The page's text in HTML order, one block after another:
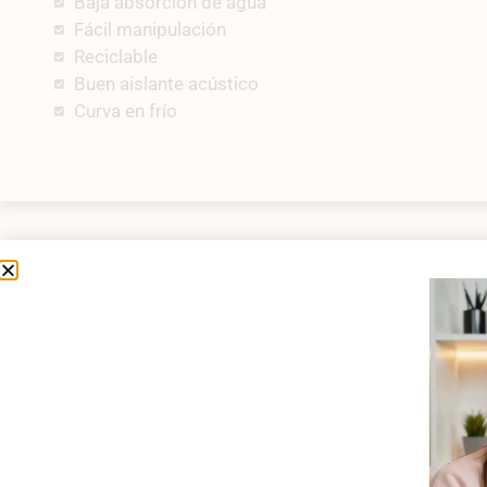
Fácil manipulación
Reciclable
Buen aislante acústico
Curva en frío
METACRILATO